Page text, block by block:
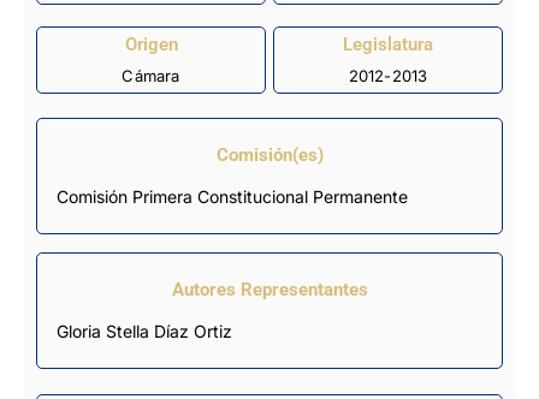
Origen
Cámara
Legislatura
2012-2013
Comisión(es)
Comisión Primera Constitucional Permanente
Autores Representantes
Gloria Stella Díaz Ortiz